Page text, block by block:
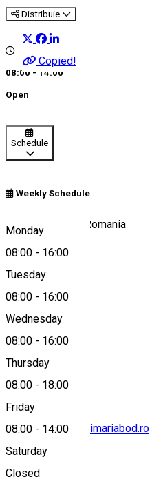
Distribuie
Copied!
08:00 - 14:00
Open
Schedule
Weekly Schedule
Monday
08:00 - 16:00
Tuesday
08:00 - 16:00
Wednesday
08:00 - 16:00
Thursday
08:00 - 18:00
Friday
08:00 - 14:00
Saturday
Closed
Brașov Tourism, Romania
Map
cabinetprimar@primariabod.ro